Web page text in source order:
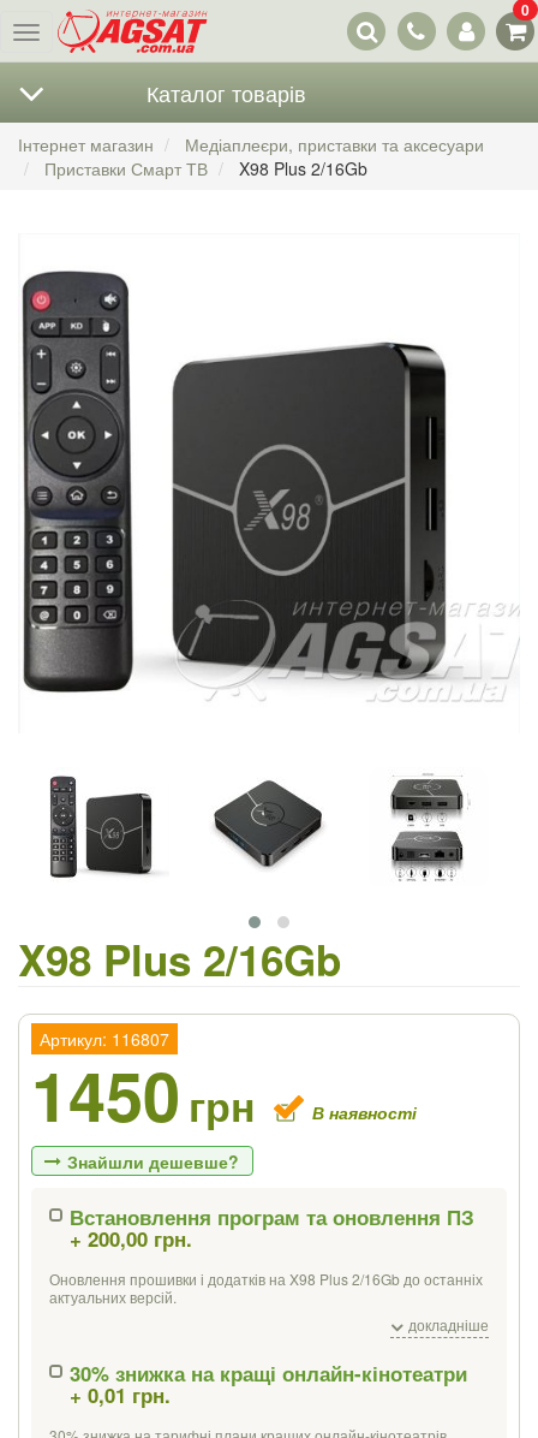
Меню
Наші
контакти
0
Каталог товарів
Інтернет магазин
Медіаплеєри, приставки та аксесуари
Приставки Смарт ТВ
X98 Plus 2/16Gb
X98 Plus 2/16Gb
Артикул: 116807
1450 грн В наявності
Знайшли дешевше?
Якщо Ви знайдете товар дешевше - ми
знизимо ціну і подаруємо % від різниці
Ваш телефон
Встановлення програм та оновлення ПЗ
+ 200,00 грн.
Оновлення прошивки і додатків на X98 Plus 2/16Gb до останніх
актуальних версій.
Мультимедійних:
Програвачі - MX-player, VLC;
Медіацентр - Kodi / XBMC;
Онлайн-відео - Netflix, MEGOGO, Oll.tv, YouTube;
докладніше
30% знижка на кращі онлайн-кінотеатри
+ 0,01 грн.